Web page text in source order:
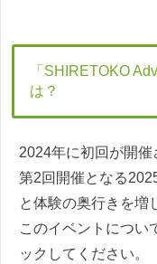
「SHIRETOKO
は？
2024年に初回が開催
第2回開催となる
と体験の奥行きを増
このイベントについ
ックしてください。